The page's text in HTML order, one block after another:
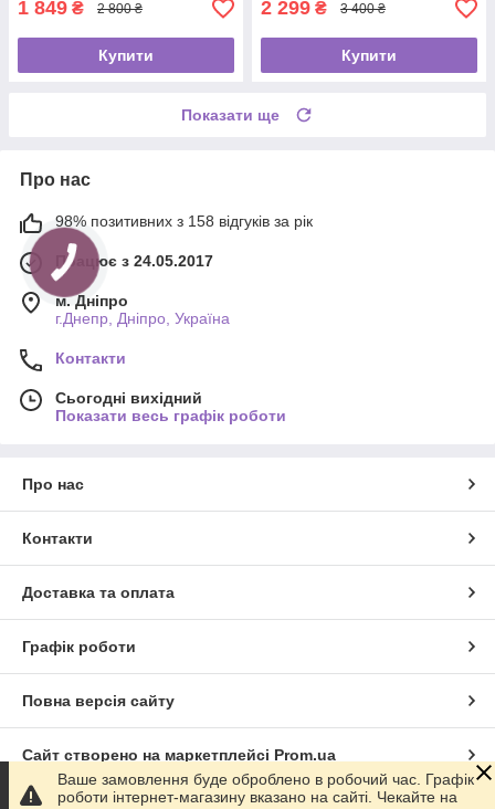
1 849 ₴ 2 800 ₴
Купити
2 299 ₴ 3 400 ₴
Купити
Показати ще
Про нас
98% позитивних з 158 відгуків за рік
Працює з 24.05.2017
м. Дніпро
г.Днепр, Дніпро, Україна
Контакти
Сьогодні вихідний
Показати весь графік роботи
Про нас
Контакти
Доставка та оплата
Графік роботи
Повна версія сайту
Сайт створено на маркетплейсі Prom.ua
Ваше замовлення буде оброблено в робочий час. Графік
роботи інтернет-магазину вказано на сайті. Чекайте на